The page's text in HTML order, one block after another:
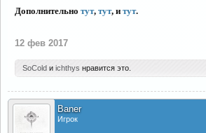
Дополнительно тут, тут, и тут.
12 фев 2017
SoCold и ichthys нравится это.
Baner
Игрок